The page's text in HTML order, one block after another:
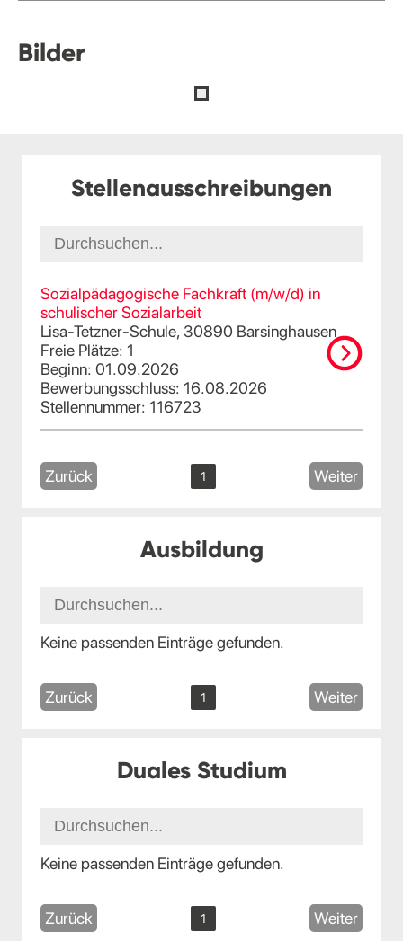
Bilder
Stellenausschreibungen
Sozialpädagogische Fachkraft (m/w/d) in
schulischer Sozialarbeit
Lisa-Tetzner-Schule, 30890 Barsinghausen
Freie Plätze: 1
Beginn: 01.09.2026
Bewerbungsschluss: 16.08.2026
Stellennummer: 116723
Zurück 1 Weiter
Ausbildung
Keine passenden Einträge gefunden.
Zurück 1 Weiter
Duales Studium
Keine passenden Einträge gefunden.
Zurück 1 Weiter